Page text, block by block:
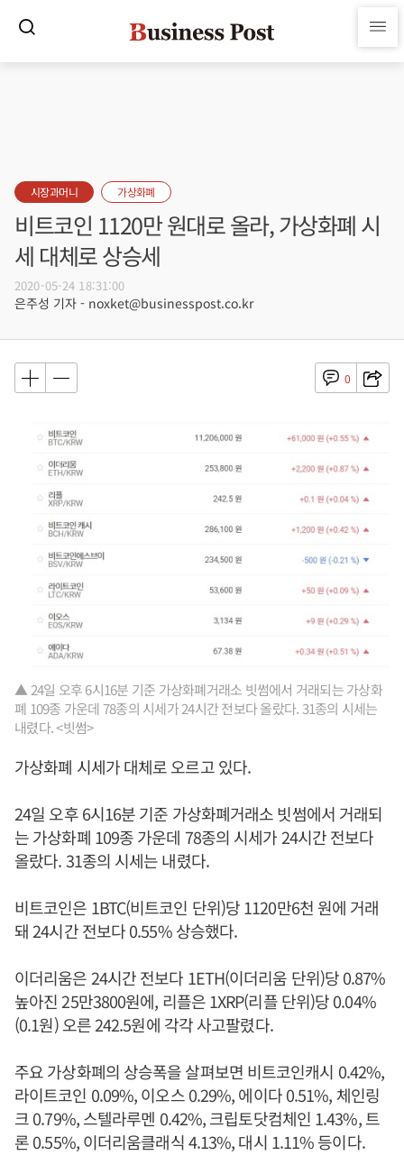
시장과머니 가상화폐
비트코인 1120만 원대로 올라, 가상화폐 시
세 대체로 상승세
2020-05-24 18:31:00
은주성 기자 - noxket@businesspost.co.kr
0
▲ 24일 오후 6시16분 기준 가상화폐거래소 빗썸에서 거래되는 가상화
폐 109종 가운데 78종의 시세가 24시간 전보다 올랐다. 31종의 시세는
내렸다. <빗썸>
가상화폐 시세가 대체로 오르고 있다.
24일 오후 6시16분 기준 가상화폐거래소 빗썸에서 거래되
는 가상화폐 109종 가운데 78종의 시세가 24시간 전보다
올랐다. 31종의 시세는 내렸다.
비트코인은 1BTC(비트코인 단위)당 1120만6천 원에 거래
돼 24시간 전보다 0.55% 상승했다.
이더리움은 24시간 전보다 1ETH(이더리움 단위)당 0.87%
높아진 25만3800원에, 리플은 1XRP(리플 단위)당 0.04%
(0.1원) 오른 242.5원에 각각 사고팔렸다.
주요 가상화폐의 상승폭을 살펴보면 비트코인캐시 0.42%,
라이트코인 0.09%, 이오스 0.29%, 에이다 0.51%, 체인링
크 0.79%, 스텔라루멘 0.42%, 크립토닷컴체인 1.43%, 트
론 0.55%, 이더리움클래식 4.13%, 대시 1.11% 등이다.